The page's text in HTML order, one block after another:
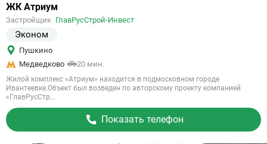
Ссылка
объект
ЖК Атриум
Застройщик ГлавРусСтрой-Инвест
Эконом
Пушкино
Медведково
20 мин.
Жилой комплекс «Атриум» находится в подмосковном городе
Ивантеевке.Объект был возведен по авторскому проекту компанией
«ГлавРусСтр...
Показать телефон